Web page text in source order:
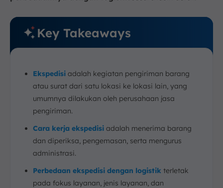
Key Takeaways
Ekspedisi adalah kegiatan pengiriman barang
atau surat dari satu lokasi ke lokasi lain, yang
umumnya dilakukan oleh perusahaan jasa
pengiriman.
Cara kerja ekspedisi adalah menerima barang
dan diperiksa, pengemasan, serta mengurus
administrasi.
Perbedaan ekspedisi dengan logistik terletak
pada fokus layanan, jenis layanan, dan